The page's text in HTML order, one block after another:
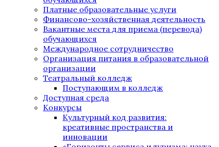
Платные образовательные услуги
Финансово-хозяйственная деятельность
Вакантные места для приема (перевода)
обучающихся
Международное сотрудничество
Организация питания в образовательной
организации
Театральный колледж
Поступающим в колледж
Доступная среда
Конкурсы
Культурный код развития:
креативные пространства и
инновации